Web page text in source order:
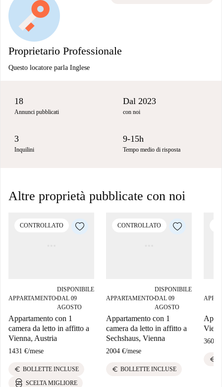
Proprietario Professionale
Questo locatore parla Inglese
18
Annunci pubblicati
Dal 2023
con noi
3
Inquilini
9-15h
Tempo medio di risposta
Altre proprietà pubblicate con noi
CONTROLLATO
APPARTAMENTO■
DISPONIBILE
DAL 09
AGOSTO
Appartamento con 1
camera da letto in affitto a
Vienna, Austria
1431 €/mese
euro BOLLETTE INCLUSE
SCELTA MIGLIORE
CONTROLLATO
APPARTAMENTO■
DISPONIBILE
DAL 09
AGOSTO
Appartamento con 1
camera da letto in affitto a
Sechshaus, Vienna
2004 €/mese
euro BOLLETTE INCLUSE
3600
euro